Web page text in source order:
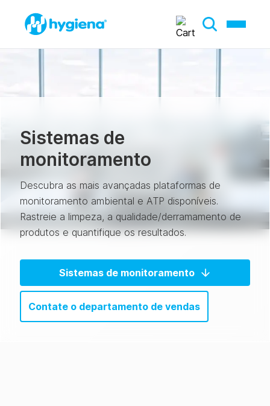
Sistemas de
monitoramento
Descubra as mais avançadas plataformas de
monitoramento ambiental e ATP disponíveis.
Rastreie a limpeza, a qualidade/derramamento de
produtos e quantifique os resultados.
Sistemas de monitoramento
Contate o departamento de vendas